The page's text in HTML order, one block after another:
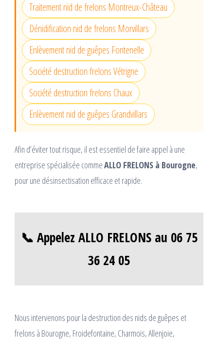
Traitement nid de frelons Montreux-Château
Dénidification nid de frelons Morvillars
Enlèvement nid de guêpes Fontenelle
Société destruction frelons Vétrigne
Société destruction frelons Chaux
Enlèvement nid de guêpes Grandvillars
Afin d’éviter tout risque, il est essentiel de faire appel à une
entreprise spécialisée commeALLO FRELONS à Bourogne,
pour une désinsectisation efficace et rapide.
📞 Appelez ALLO FRELONS au 06 75
36 24 05
Nous intervenons pour la destruction des nids de guêpes et
frelons à Bourogne, Froidefontaine, Charmois, Allenjoie,